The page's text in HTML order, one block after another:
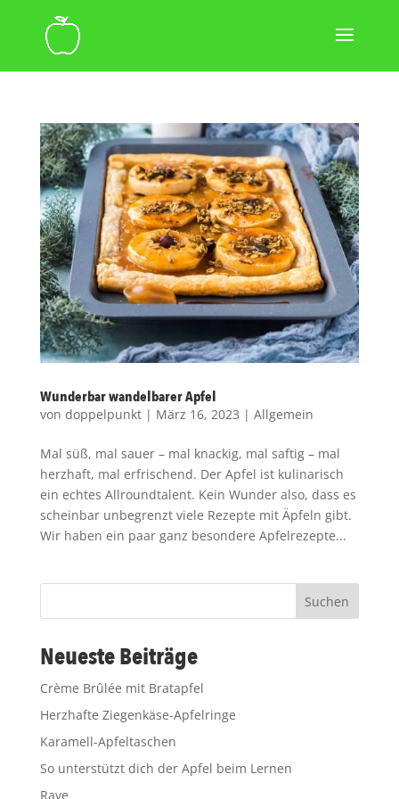
Wunderbar wandel­barer Apfel
von doppelpunkt| März 16, 2023 | Allgemein
Mal süß, mal sauer – mal knackig, mal saftig – mal
herzhaft, mal erfrischend. Der Apfel ist kulinarisch
ein echtes Allroundtalent. Kein Wunder also, dass es
scheinbar unbegrenzt viele Rezepte mit Äpfeln gibt.
Wir haben ein paar ganz besondere Apfelrezepte...
Suchen
Neueste Beiträge
Crème Brûlée mit Bratapfel
Herzhafte Ziegenkäse-Apfelringe
Karamell-Apfeltaschen
So unterstützt dich der Apfel beim Lernen
Rave